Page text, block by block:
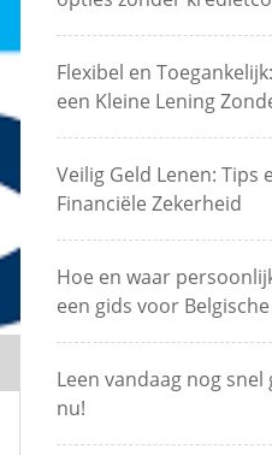
Flexibel en
een Kleine Lening
Veilig Geld Lenen: Tips
Financiële Zekerheid
Hoe en waar
een gids voor
Leen vandaag nog
nu!